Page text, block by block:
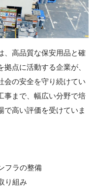
、高品質な保安用品と確
点に活動する企業が、
会の安全を守り続けてい
事まで、幅広い分野で培
で高い評価を受けていま
フラの整備
り組み